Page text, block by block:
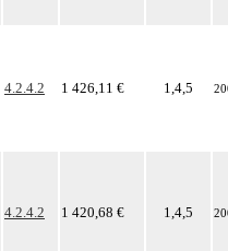
4.2.4.2 1 426,11 € 1,4,5
4.2.4.2 1 420,68 € 1,4,5